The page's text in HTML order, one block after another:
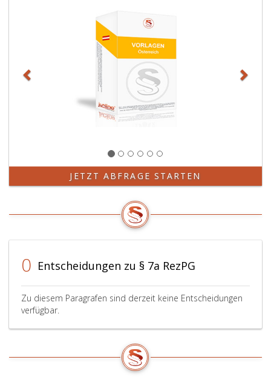
JETZT ABFRAGE STARTEN
0 Entscheidungen zu § 7a RezPG
Zu diesem Paragrafen sind derzeit keine Entscheidungen
verfügbar.